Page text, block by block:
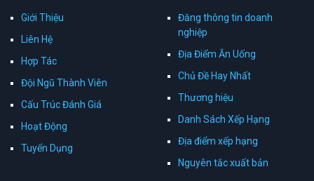
Giới Thiệu
Liên Hệ
Hợp Tác
Đội Ngũ Thành Viên
Cấu Trúc Đánh Giá
Hoạt Động
Tuyển Dụng
Đăng thông tin doanh
nghiệp
Địa Điểm Ăn Uống
Chủ Đề Hay Nhất
Thương hiệu
Danh Sách Xếp Hạng
Địa điểm xếp hạng
Nguyên tắc xuất bản